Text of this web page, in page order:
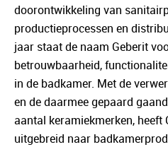
doorontwikkeling van
productieprocessen en
jaar staat de naam Geberit
betrouwbaarheid,
in de badkamer. Met de
en de daarmee gepaard
aantal keramiekmerken, heeft
uitgebreid naar